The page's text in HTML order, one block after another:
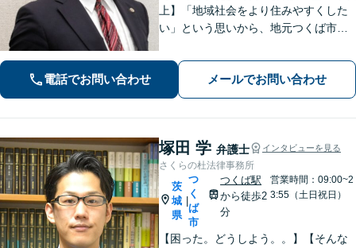
上】「地域社会をより住みやすくした
い」という思いから、地元つくば市で
育費など幅広いトラブルに対応【相
続・遺言】残された借金・不動産に困
っていませんか？
電話でお問い合わせ メールでお問い合わせ
塚田 学 弁護士 インタビューを見る
さくらの杜法律事務所
茨
城
県
つ
く
ば
市
つくば駅
から徒歩2
分
営業時間：09:00~2
3:55（土日祝日）
【困った。どうしよう。。】【そんな